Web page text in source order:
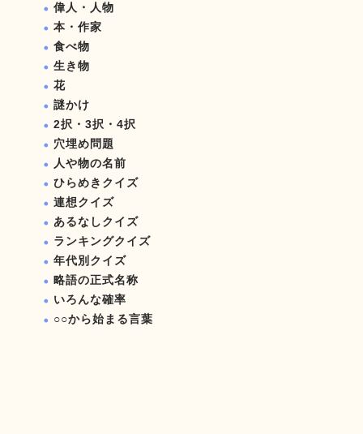
偉人・人物
本・作家
食べ物
生き物
花
謎かけ
2択・3択・4択
穴埋め問題
人や物の名前
ひらめきクイズ
連想クイズ
あるなしクイズ
ランキングクイズ
年代別クイズ
略語の正式名称
いろんな確率
○○から始まる言葉